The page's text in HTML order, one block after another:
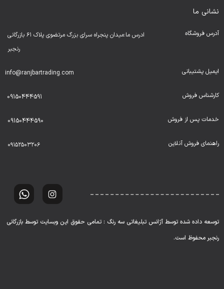
نشانی ما
آدرس فروشگاه
ادرس ما:میدان پنجراه سرای بزرگ مرتضوی پلاک ۶۱ بازرگانی
رنجبر
ایمیل پشتیبانی info@ranjbartrading.com
کارشناس فروش 09150444591
خدمات پس از فروش 09150444590
راهنمای فروش آنلاین ۰۹۱۵۲۵۰۳۲۰۶
توسعه داده شده توسط آژانس تبلیغاتی سه رنگ : تمامی حقوق این وبسایت توسط بازرگانی
رنجبر محفوظ است.